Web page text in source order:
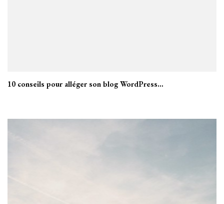
10 conseils pour alléger son blog WordPress…